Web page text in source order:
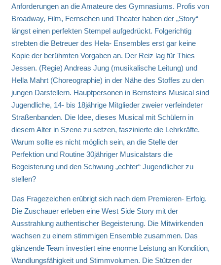
Anforderungen an die Amateure des Gymnasiums. Profis von
Broadway, Film, Fernsehen und Theater haben der „Story“
längst einen perfekten Stempel aufgedrückt. Folgerichtig
strebten die Betreuer des Hela- Ensembles erst gar keine
Kopie der berühmten Vorgaben an. Der Reiz lag für Thies
Jessen. (Regie) Andreas Jung (musikalische Leitung) und
Hella Mahrt (Choreographie) in der Nähe des Stoffes zu den
jungen Darstellern. Hauptpersonen in Bernsteins Musical sind
Jugendliche, 14- bis 18jährige Mitglieder zweier verfeindeter
Straßenbanden. Die Idee, dieses Musical mit Schülern in
diesem Alter in Szene zu setzen, faszinierte die Lehrkräfte.
Warum sollte es nicht möglich sein, an die Stelle der
Perfektion und Routine 30jähriger Musicalstars die
Begeisterung und den Schwung „echter“ Jugendlicher zu
stellen?
Das Fragezeichen erübrigt sich nach dem Premieren- Erfolg.
Die Zuschauer erleben eine West Side Story mit der
Ausstrahlung authentischer Begeisterung. Die Mitwirkenden
wachsen zu einem stimmigen Ensemble zusammen. Das
glänzende Team investiert eine enorme Leistung an Kondition,
Wandlungsfähigkeit und Stimmvolumen. Die Stützen der